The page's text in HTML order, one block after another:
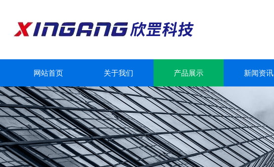
网站首页 关于我们 产品展示 新闻资讯